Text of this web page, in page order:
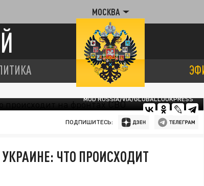
МОСКВА
MOD RUSSIA/VIA/GLOBALLOOKPRESS
ПОДПИШИТЕСЬ:
ЧТО ПРОИСХОДИТ